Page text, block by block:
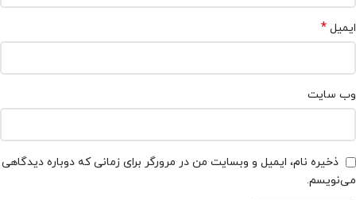
ایمیل *
وب‌ سایت
ذخیره نام، ایمیل و وبسایت من در مرورگر برای زمانی که دوباره دیدگاهی
می‌نویسم.